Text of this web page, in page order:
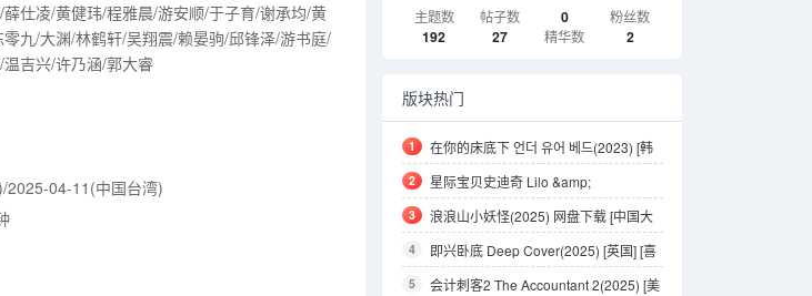
仕凌/黄健玮/程雅晨/游安顺/于子育/谢承均/黄
九/大渊/林鹤轩/吴翔震/赖晏驹/邱锋泽/游书庭/
吉兴/许乃涵/郭大睿
04-11(中国台湾)
主题数
192
帖子数
27
0
精华数
粉丝数
2
版块热门
1
在你的床底下 언더 유어 베드(2023) [韩
国] [剧情/爱情/惊悚] 韩语5.5分
2
星际宝贝史迪奇 Lilo &amp;
Stitch(2025) [美国] [喜剧/动作/科幻/奇幻/冒
险] 英语/夏威夷语7.2分
3
浪浪山小妖怪(2025) 网盘下载 [中国大
陆] [剧情/喜剧/动画/奇幻] 汉语普通话8.5分
4
即兴卧底 Deep Cover(2025) [英国] [喜
剧/动作/犯罪] 英语7.2分
5
会计刺客2 The Accountant 2(2025) [美